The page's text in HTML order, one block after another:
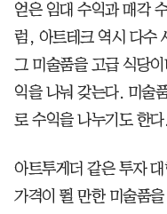
얻은 임대 수익과 매각
럼, 아트테크 역시 다수
그 미술품을 고급 식당
익을 나눠 갖는다. 미술
로 수익을 나누기도 한다.
아트투게더 같은 투자
가격이 뛸 만한 미술품